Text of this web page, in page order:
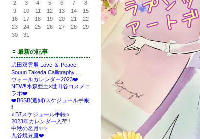
2 3 4 5 6 7
8
9
10 11 12 13 14
15
16
17 18 19 20 21
22
23
24 25 26 27 28
29
30
31
最新の記事
武田双雲展 Love ＆ Peace
Souun Takeda Calligraphy ...
ウォールカレンダー2023❤️
NEW‼️水森亜土×世田谷コスメコ
ラボ❤️
❤️B6SB(週間)スケジュール手帳
❗️
⭐️B7スケジュール手帳⭐️
2023年カレンダー入荷‼️
中秋の名月✨✨
九谷焼豆皿❤️